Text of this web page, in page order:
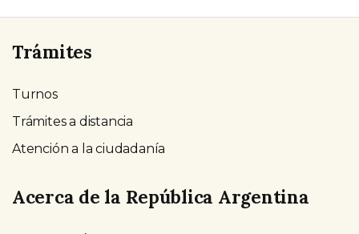
Trámites
Turnos
Trámites a distancia
Atención a la ciudadanía
Acerca de la República Argentina